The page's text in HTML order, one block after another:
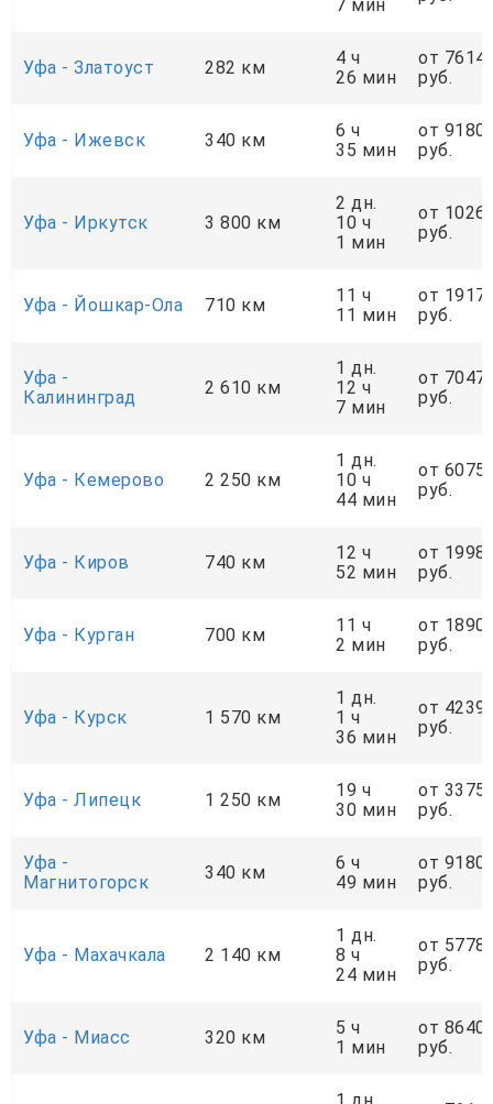
7 мин
Уфа - Златоуст 282 км
4 ч
26 мин
от 7614
руб.
Уфа - Ижевск 340 км
6 ч
35 мин
от 9180
руб.
Уфа - Иркутск 3 800 км
2 дн.
10 ч
1 мин
от
руб.
Уфа - Йошкар-Ола 710 км
11 ч
11 мин
от
руб.
Уфа -
Калининград
2 610 км
1 дн.
12 ч
7 мин
от
руб.
Уфа - Кемерово 2 250 км
1 дн.
10 ч
44 мин
от
руб.
Уфа - Киров 740 км
12 ч
52 мин
от
руб.
Уфа - Курган 700 км
11 ч
2 мин
от
руб.
Уфа - Курск 1 570 км
1 дн.
1 ч
36 мин
от
руб.
Уфа - Липецк 1 250 км
19 ч
30 мин
от
руб.
Уфа -
Магнитогорск
340 км
6 ч
49 мин
от 9180
руб.
Уфа - Махачкала 2 140 км
1 дн.
8 ч
24 мин
от
руб.
Уфа - Миасс 320 км
5 ч
1 мин
от 8640
руб.